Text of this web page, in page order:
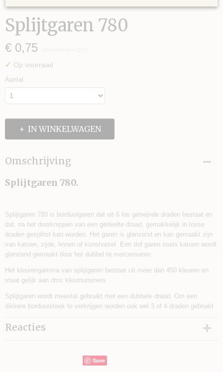
Splijtgaren 780
€ 0,75
✓ Op voorraad
Aantal
IN WINKELWAGEN
Omschrijving
Splijtgaren 780.
Splijtgaren 780 is borduurgaren dat uit 6 los getwijnde draden bestaat en
dat, na het doorknippen van een gedeelte draad, gemakkelijk in losse
draden gesplitst kan worden. Het garen is glanzend en kan gemaakt zijn
van katoen, zijde, linnen of kunstvezel. Een dof garen zoals katoen wordt
glanzend gemaakt door het dubbel te merceriseren.
Het kleurengamma van splijtgaren bestaat uit meer dan 450 kleuren en
staat gelijk aan dmc kleurnummers
Splijtgaren wordt meestal gebruikt met een dubbele draad. Om een
dikkere borduursteek te verkrijgen worden ook wel 3 of 4 draden gebruikt
Reacties
Save